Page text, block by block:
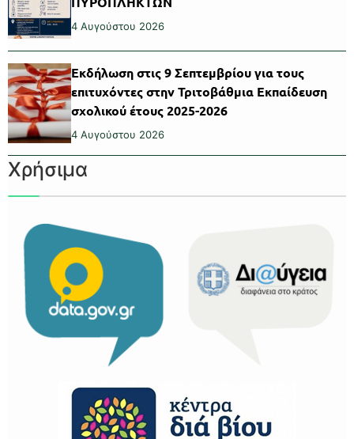
4 Αυγούστου 2026
Εκδήλωση στις 9 Σεπτεμβρίου για τους
επιτυχόντες στην Τριτοβάθμια Εκπαίδευση
σχολικού έτους 2025-2026
4 Αυγούστου 2026
Χρήσιμα